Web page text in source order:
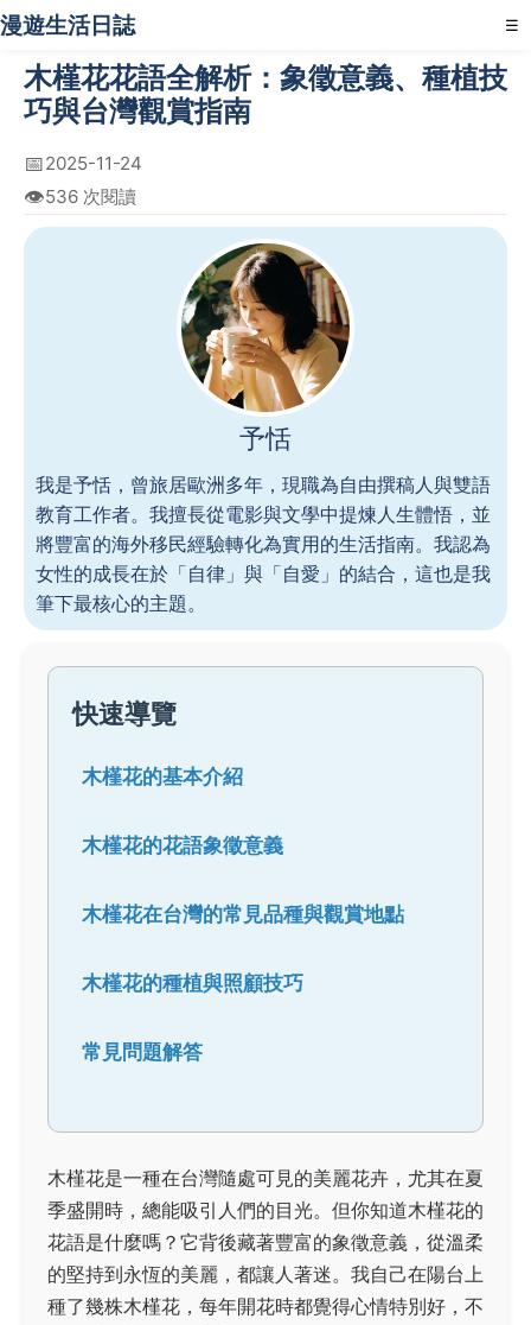
漫遊生活日誌 ☰
木槿花花語全解析：象徵意義、種植技
巧與台灣觀賞指南
📅2025-11-24
👁️536 次閱讀
予恬
我是予恬，曾旅居歐洲多年，現職為自由撰稿人與雙語
教育工作者。我擅長從電影與文學中提煉人生體悟，並
將豐富的海外移民經驗轉化為實用的生活指南。我認為
女性的成長在於「自律」與「自愛」的結合，這也是我
筆下最核心的主題。
快速導覽
木槿花的基本介紹
木槿花的花語象徵意義
木槿花在台灣的常見品種與觀賞地點
木槿花的種植與照顧技巧
常見問題解答
木槿花是一種在台灣隨處可見的美麗花卉，尤其在夏
季盛開時，總能吸引人們的目光。但你知道木槿花的
花語是什麼嗎？它背後藏著豐富的象徵意義，從溫柔
的堅持到永恆的美麗，都讓人著迷。我自己在陽台上
種了幾株木槿花，每年開花時都覺得心情特別好，不